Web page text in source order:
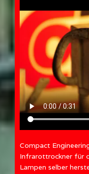
Compact
Infrarottrockner für
Lampen selber